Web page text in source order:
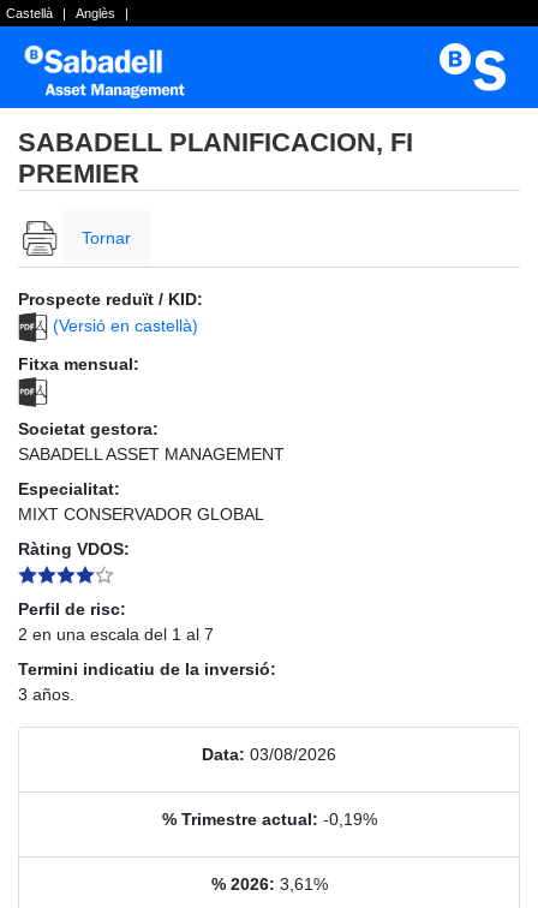
Castellà | Anglès |
SABADELL PLANIFICACION, FI
PREMIER
Tornar
Prospecte reduït / KID:
(Versió en castellà)
Fitxa mensual:
Societat gestora:
SABADELL ASSET MANAGEMENT
Especialitat:
MIXT CONSERVADOR GLOBAL
Ràting VDOS:
Perfil de risc:
2 en una escala del 1 al 7
Termini indicatiu de la inversió:
3 años.
Data: 03/08/2026
% Trimestre actual: -0,19%
% 2026: 3,61%